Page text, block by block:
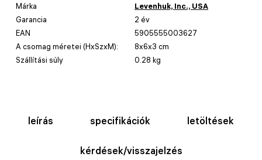
Márka
Levenhuk, Inc., USA
Garancia
2 év
EAN
5905555003627
A csomag méretei (HxSzxM):
8x6x3 cm
Szállítási súly
0.28 kg
leírás specifikációk letöltések
kérdések/visszajelzés